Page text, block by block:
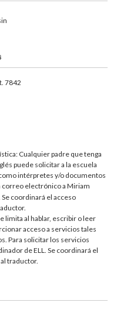
7842
Cualquier padre que tenga
puede solicitar a la escuela
intérpretes y/o documentos
correo electrónico a Miriam
Se coordinará el acceso
limita al hablar, escribir o leer
acceso a servicios tales
Para solicitar los servicios
de ELL. Se coordinará el
traductor.